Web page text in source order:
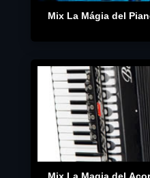
Mix La Mágia del
Mix La Magia del